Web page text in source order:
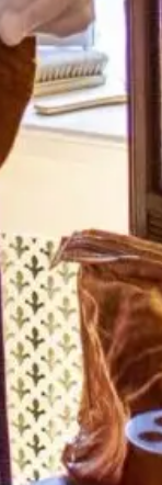
aliqua. Ut
exercitation
commodo
sit